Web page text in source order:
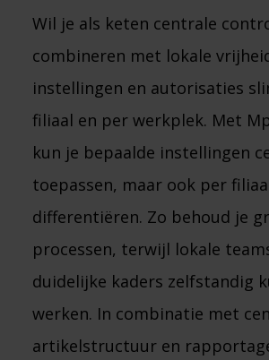
Wil je als keten centrale
combineren met lokale
instellingen en autorisaties
filiaal en per werkplek. Met
kun je bepaalde instellingen
toepassen, maar ook per
differentiëren. Zo behoud je
processen, terwijl lokale
duidelijke kaders zelfstandig
werken. In combinatie met
artikelstructuur en